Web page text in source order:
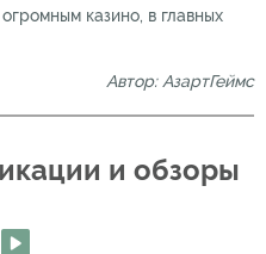
казино, в главных
Автор: АзартГеймс
и обзоры